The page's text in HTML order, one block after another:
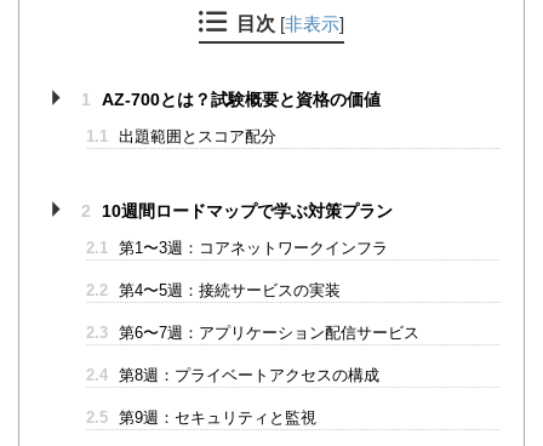
目次 [非表示]
1 AZ‑700とは？試験概要と資格の価値
1.1 出題範囲とスコア配分
2 10週間ロードマップで学ぶ対策プラン
2.1 第1〜3週：コアネットワークインフラ
2.2 第4〜5週：接続サービスの実装
2.3 第6〜7週：アプリケーション配信サービス
2.4 第8週：プライベートアクセスの構成
2.5 第9週：セキュリティと監視